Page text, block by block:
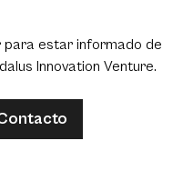
estar informado de
Innovation Venture.